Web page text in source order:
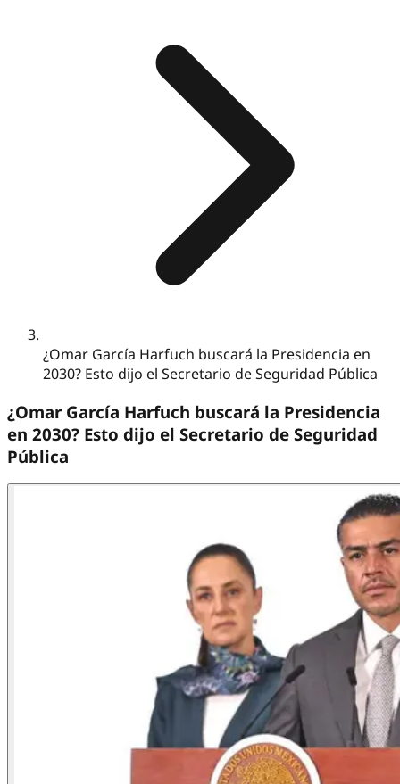
¿Omar García Harfuch buscará la Presidencia en
2030? Esto dijo el Secretario de Seguridad Pública
¿Omar García Harfuch buscará la Presidencia
en 2030? Esto dijo el Secretario de Seguridad
Pública